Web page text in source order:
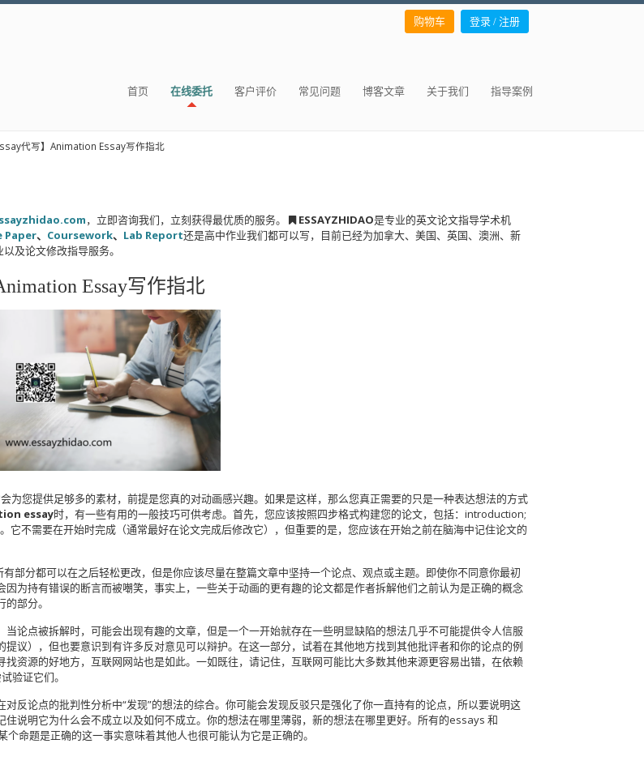
购物车 登录 / 注册
首页 在线委托 客户评价 常见问题 博客文章 关于我们 指导案例
代写】Animation Essay写作指北
，立即咨询我们，立刻获得最优质的服务。 ESSAYZHIDAO是专业的英文论文指导学术机
Paper、 Coursework、 Lab Report还是高中作业我们都可以写，目前已经为加拿大、美国、英国、澳洲、新
及论文修改指导服务。
Essay写作指北
为您提供足够多的素材，前提是您真的对动画感兴趣。如果是这样，那么您真正需要的只是一种表达想法的方式
essay时，有一些有用的一般技巧可供考虑。首先，您应该按照四步格式构建您的论文，包括：introduction;
不需要在开始时完成（通常最好在论文完成后修改它），但重要的是，您应该在开始之前在脑海中记住论文的
分都可以在之后轻松更改，但是你应该尽量在整篇文章中坚持一个论点、观点或主题。即使你不同意你最初
为持有错误的断言而被嘲笑，事实上，一些关于动画的更有趣的论文都是作者拆解他们之前认为是正确的概念
部分。
论点被拆解时，可能会出现有趣的文章，但是一个一开始就存在一些明显缺陷的想法几乎不可能提供令人信服
议），但也要意识到有许多反对意见可以辩护。在这一部分，试着在其他地方找到其他批评者和你的论点的例
资源的好地方，互联网网站也是如此。一如既往，请记住，互联网可能比大多数其他来源更容易出错，在依赖
验证它们。
反论点的批判性分析中“发现”的想法的综合。你可能会发现反驳只是强化了你一直持有的论点，所以要说明这
说明它为什么会不成立以及如何不成立。你的想法在哪里薄弱，新的想法在哪里更好。所有的essays 和
命题是正确的这一事实意味着其他人也很可能认为它是正确的。